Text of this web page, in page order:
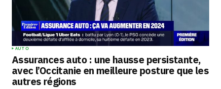
AUTO
Assurances auto : une hausse persistante,
avec l’Occitanie en meilleure posture que les
autres régions